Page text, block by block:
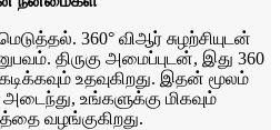
360° விஆர் சுழற்சியுடன்
திருகு அமைப்புடன், இது 360
உதவுகிறது. இதன் மூலம்
உங்களுக்கு மிகவும்
வழங்குகிறது.